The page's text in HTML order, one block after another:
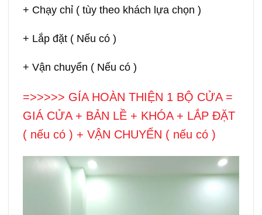
+ Chạy chỉ ( tùy theo khách lựa chọn )
+ Lắp đặt ( Nếu có )
+ Vận chuyển ( Nếu có )
=>>>>> GÍA HOÀN THIỆN 1 BỘ CỬA =
GIÁ CỬA + BẢN LỀ + KHÓA + LẮP ĐẶT
( nếu có ) + VẬN CHUYỂN ( nếu có )